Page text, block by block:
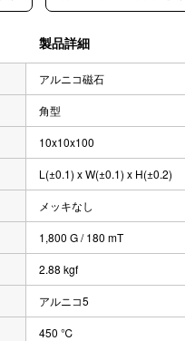
製品詳細
アルニコ磁石
角型
10x10x100
L(±0.1) x W(±0.1) x H(±0.2)
メッキなし
1,800 G / 180 mT
2.88 kgf
アルニコ5
450 ℃